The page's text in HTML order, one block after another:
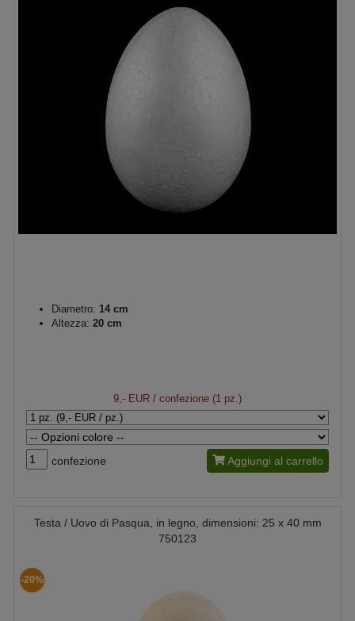
Diametro: 14 cm
Altezza: 20 cm
9,- EUR / confezione (1 pz.)
confezione Aggiungi al carrello
Testa / Uovo di Pasqua, in legno, dimensioni: 25 x 40 mm
750123
-20%